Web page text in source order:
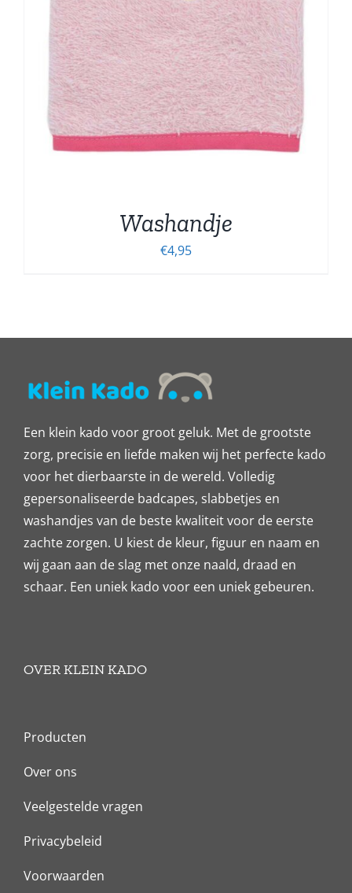
Washandje
€4,95
Een klein kado voor groot geluk. Met de grootste
zorg, precisie en liefde maken wij het perfecte kado
voor het dierbaarste in de wereld. Volledig
gepersonaliseerde badcapes, slabbetjes en
washandjes van de beste kwaliteit voor de eerste
zachte zorgen. U kiest de kleur, figuur en naam en
wij gaan aan de slag met onze naald, draad en
schaar. Een uniek kado voor een uniek gebeuren.
OVER KLEIN KADO
Producten
Over ons
Veelgestelde vragen
Privacybeleid
Voorwaarden